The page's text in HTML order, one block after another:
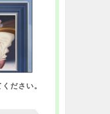
ださい。